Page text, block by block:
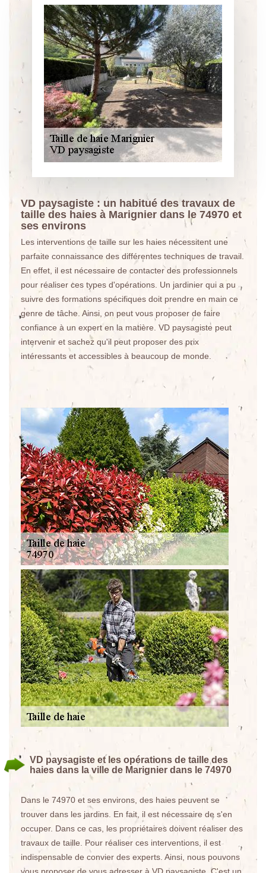
VD paysagiste : un habitué des travaux de
taille des haies à Marignier dans le 74970 et
ses environs
Les interventions de taille sur les haies nécessitent une
parfaite connaissance des différentes techniques de travail.
En effet, il est nécessaire de contacter des professionnels
pour réaliser ces types d'opérations. Un jardinier qui a pu
suivre des formations spécifiques doit prendre en main ce
genre de tâche. Ainsi, on peut vous proposer de faire
confiance à un expert en la matière. VD paysagiste peut
intervenir et sachez qu'il peut proposer des prix
intéressants et accessibles à beaucoup de monde.
VD paysagiste et les opérations de taille des
haies dans la ville de Marignier dans le 74970
Dans le 74970 et ses environs, des haies peuvent se
trouver dans les jardins. En fait, il est nécessaire de s'en
occuper. Dans ce cas, les propriétaires doivent réaliser des
travaux de taille. Pour réaliser ces interventions, il est
indispensable de convier des experts. Ainsi, nous pouvons